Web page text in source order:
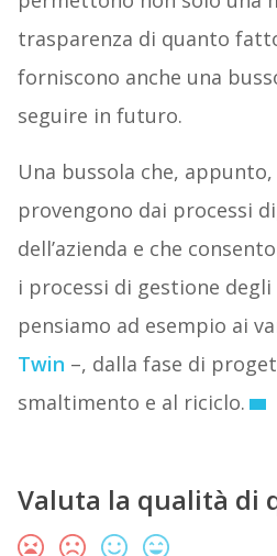
trasparenza di quanto
forniscono anche una
seguire in futuro.
Una bussola che,
provengono dai processi
dell’azienda e che
i processi di gestione
pensiamo ad esempio ai
Twin –, dalla fase di
smaltimento e al riciclo.
Valuta la qualità di